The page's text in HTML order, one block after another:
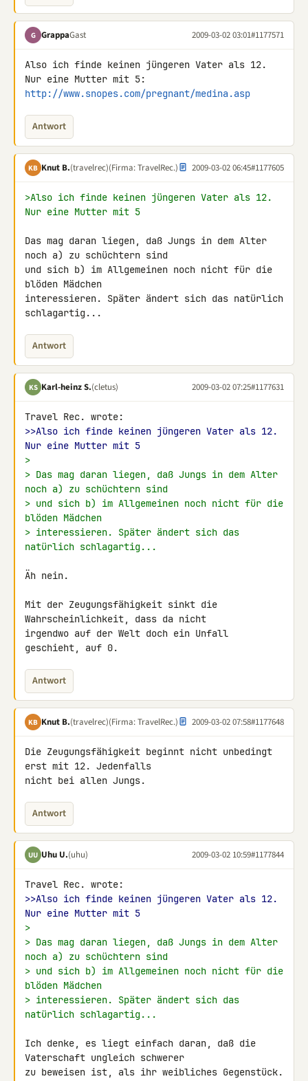
G GrappaGast 2009-03-02 03:01#1177571
Also ich finde keinen jüngeren Vater als 12.
http://www.snopes.com/pregnant/medina.asp
Antwort
KB Knut B.(travelrec)(Firma: TravelRec.) 2009-03-02 06:45#1177605
>Also ich finde keinen jüngeren Vater als 12.
Nur eine Mutter mit 5
Das mag daran liegen, daß Jungs in dem Alter
noch a) zu schüchtern sind
und sich b) im Allgemeinen noch nicht für die
blöden Mädchen
interessieren. Später ändert sich das natürlich
schlagartig...
Antwort
KS Karl-heinz S.(cletus) 2009-03-02 07:25#1177631
>>Also ich finde keinen jüngeren Vater als 12.
Nur eine Mutter mit 5
>
> Das mag daran liegen, daß Jungs in dem Alter
noch a) zu schüchtern sind
> und sich b) im Allgemeinen noch nicht für die
blöden Mädchen
> interessieren. Später ändert sich das
natürlich schlagartig...
Äh nein.
Mit der Zeugungsfähigkeit sinkt die
Wahrscheinlichkeit, dass da nicht
irgendwo auf der Welt doch ein Unfall
geschieht, auf 0.
Antwort
KB Knut B.(travelrec)(Firma: TravelRec.) 2009-03-02 07:58#1177648
Die Zeugungsfähigkeit beginnt nicht unbedingt
erst mit 12. Jedenfalls
nicht bei allen Jungs.
Antwort
UU Uhu U.(uhu) 2009-03-02 10:59#1177844
>>Also ich finde keinen jüngeren Vater als 12.
Nur eine Mutter mit 5
>
> Das mag daran liegen, daß Jungs in dem Alter
noch a) zu schüchtern sind
> und sich b) im Allgemeinen noch nicht für die
blöden Mädchen
> interessieren. Später ändert sich das
natürlich schlagartig...
Ich denke, es liegt einfach daran, daß die
Vaterschaft ungleich schwerer
zu beweisen ist, als ihr weibliches Gegenstück.